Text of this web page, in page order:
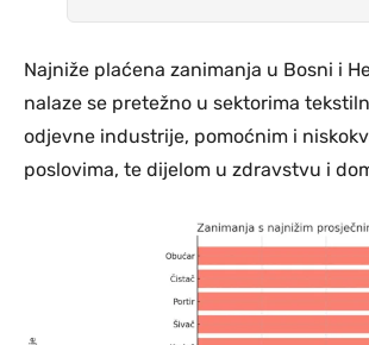
Najniže plaćena zanimanja u Bosni i
nalaze se pretežno u sektorima
odjevne industrije, pomoćnim i
poslovima, te dijelom u zdravstvu i